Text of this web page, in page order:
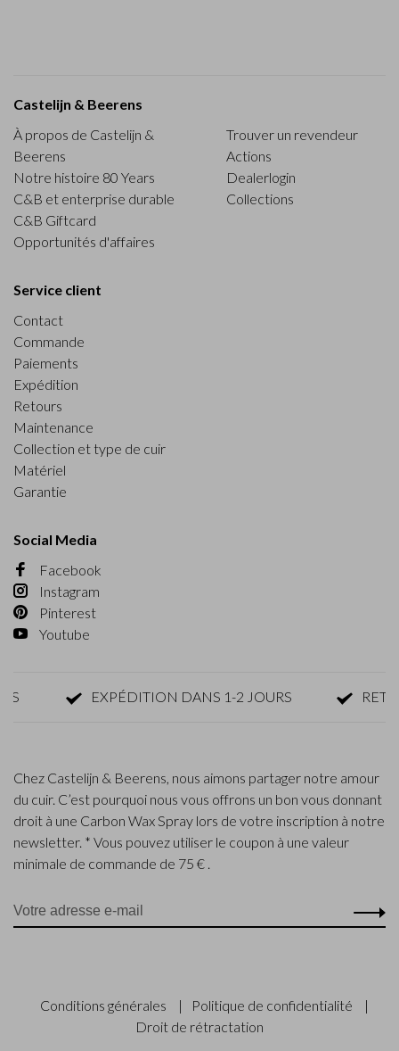
Castelijn & Beerens
À propos de Castelijn &
Beerens
Notre histoire 80 Years
C&B et enterprise durable
C&B Giftcard
Opportunités d'affaires
Trouver un revendeur
Actions
Dealerlogin
Collections
Service client
Contact
Commande
Paiements
Expédition
Retours
Maintenance
Collection et type de cuir
Matériel
Garantie
Social Media
Facebook
Instagram
Pinterest
Youtube
EXPÉDITION DANS 1-2 JOURS
Chez Castelijn & Beerens, nous aimons partager notre amour
du cuir. C’est pourquoi nous vous offrons un bon vous donnant
droit à une Carbon Wax Spray lors de votre inscription à notre
newsletter. * Vous pouvez utiliser le coupon à une valeur
minimale de commande de 75 € .
Conditions générales | Politique de confidentialité
|
Droit de rétractation